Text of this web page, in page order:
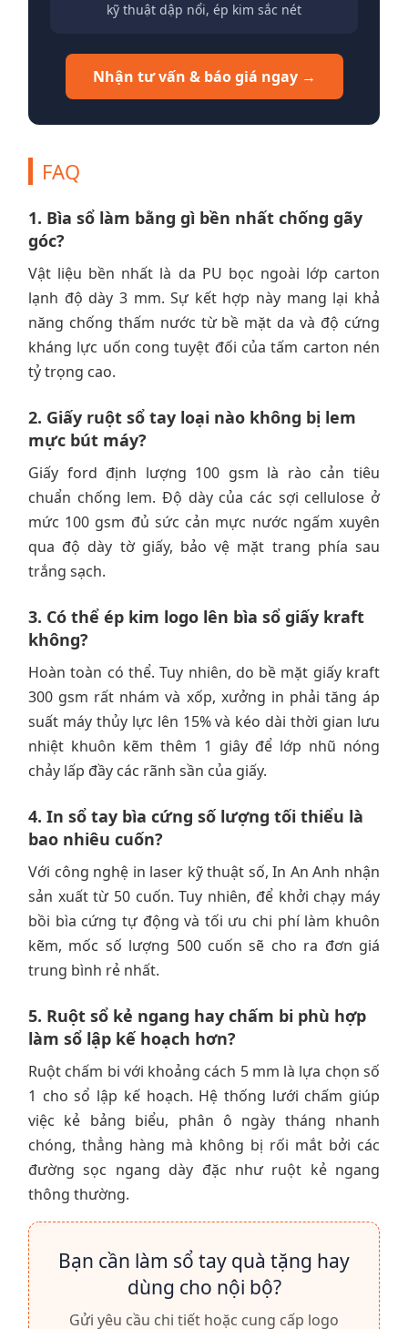
kỹ thuật dập nổi, ép kim sắc nét
Nhận tư vấn & báo giá ngay →
FAQ
1. Bìa sổ làm bằng gì bền nhất chống gãy
góc?
Vật liệu bền nhất là da PU bọc ngoài lớp carton
lạnh độ dày 3 mm. Sự kết hợp này mang lại khả
năng chống thấm nước từ bề mặt da và độ cứng
kháng lực uốn cong tuyệt đối của tấm carton nén
tỷ trọng cao.
2. Giấy ruột sổ tay loại nào không bị lem
mực bút máy?
Giấy ford định lượng 100 gsm là rào cản tiêu
chuẩn chống lem. Độ dày của các sợi cellulose ở
mức 100 gsm đủ sức cản mực nước ngấm xuyên
qua độ dày tờ giấy, bảo vệ mặt trang phía sau
trắng sạch.
3. Có thể ép kim logo lên bìa sổ giấy kraft
không?
Hoàn toàn có thể. Tuy nhiên, do bề mặt giấy kraft
300 gsm rất nhám và xốp, xưởng in phải tăng áp
suất máy thủy lực lên 15% và kéo dài thời gian lưu
nhiệt khuôn kẽm thêm 1 giây để lớp nhũ nóng
chảy lấp đầy các rãnh sần của giấy.
4. In sổ tay bìa cứng số lượng tối thiểu là
bao nhiêu cuốn?
Với công nghệ in laser kỹ thuật số, In An Anh nhận
sản xuất từ 50 cuốn. Tuy nhiên, để khởi chạy máy
bồi bìa cứng tự động và tối ưu chi phí làm khuôn
kẽm, mốc số lượng 500 cuốn sẽ cho ra đơn giá
trung bình rẻ nhất.
5. Ruột sổ kẻ ngang hay chấm bi phù hợp
làm sổ lập kế hoạch hơn?
Ruột chấm bi với khoảng cách 5 mm là lựa chọn số
1 cho sổ lập kế hoạch. Hệ thống lưới chấm giúp
việc kẻ bảng biểu, phân ô ngày tháng nhanh
chóng, thẳng hàng mà không bị rối mắt bởi các
đường sọc ngang dày đặc như ruột kẻ ngang
thông thường.
Bạn cần làm sổ tay quà tặng hay
dùng cho nội bộ?
Gửi yêu cầu chi tiết hoặc cung cấp logo